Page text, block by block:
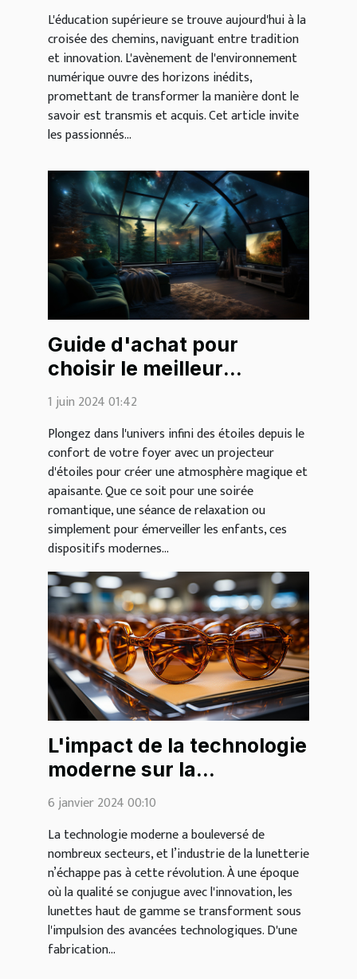
l'éducation supérieure
L'éducation supérieure se trouve aujourd'hui à la
croisée des chemins, naviguant entre tradition
et innovation. L'avènement de l'environnement
numérique ouvre des horizons inédits,
promettant de transformer la manière dont le
savoir est transmis et acquis. Cet article invite
les passionnés...
Guide d'achat pour
choisir le meilleur
projecteur d'étoiles pour
votre maison
1 juin 2024 01:42
Plongez dans l'univers infini des étoiles depuis le
confort de votre foyer avec un projecteur
d'étoiles pour créer une atmosphère magique et
apaisante. Que ce soit pour une soirée
romantique, une séance de relaxation ou
simplement pour émerveiller les enfants, ces
dispositifs modernes...
L'impact de la technologie
moderne sur la
fabrication des lunettes
haut de gamme
6 janvier 2024 00:10
La technologie moderne a bouleversé de
nombreux secteurs, et l’industrie de la lunetterie
n’échappe pas à cette révolution. À une époque
où la qualité se conjugue avec l'innovation, les
lunettes haut de gamme se transforment sous
l'impulsion des avancées technologiques. D'une
fabrication...